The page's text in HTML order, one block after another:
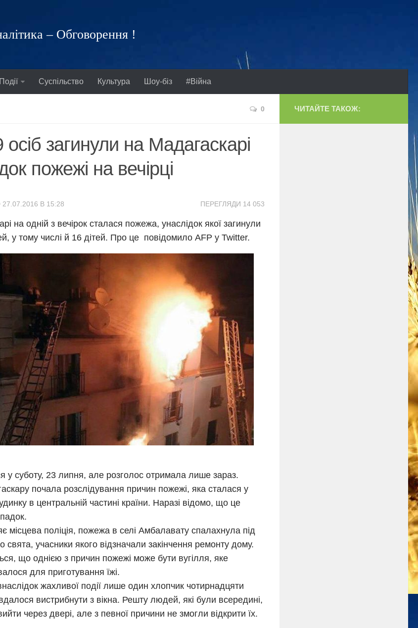
– Обговорення !
Події Суспільство Культура Шоу-біз #Війна
0
осіб загинули на Мадагаскарі
пожежі на вечірці
ПЕРЕГЛЯДИ 14 053
В 15:28
на одній з вечірок сталася пожежа, унаслідок якої загинули
у тому числі й 16 дітей. Про це повідомило AFP у Twitter.
у суботу, 23 липня, але розголос отримала лише зараз.
почала розслідування причин пожежі, яка сталася у
в центральній частині країни. Наразі відомо, що це
місцева поліція, пожежа в селі Амбалавату спалахнула під
свята, учасники якого відзначали закінчення ремонту дому.
що однією з причин пожежі може бути вугілля, яке
для приготування їжі.
жахливої події лише один хлопчик чотирнадцяти
вистрибнути з вікна. Решту людей, які були всередині,
через двері, але з певної причини не змогли відкрити їх.
ЧИТАЙТЕ ТАКОЖ: